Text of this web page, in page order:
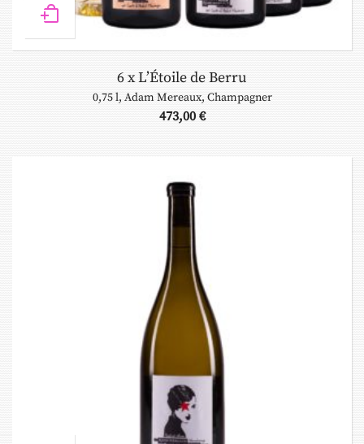
6 x L’Étoile de Berru
0,75 l, Adam Mereaux, Champagner
473,00 €